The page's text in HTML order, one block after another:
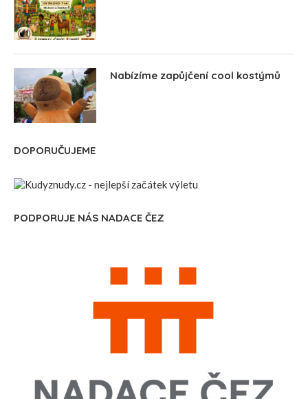
Nabízíme zapůjčení cool kostýmů
DOPORUČUJEME
PODPORUJE NÁS NADACE ČEZ